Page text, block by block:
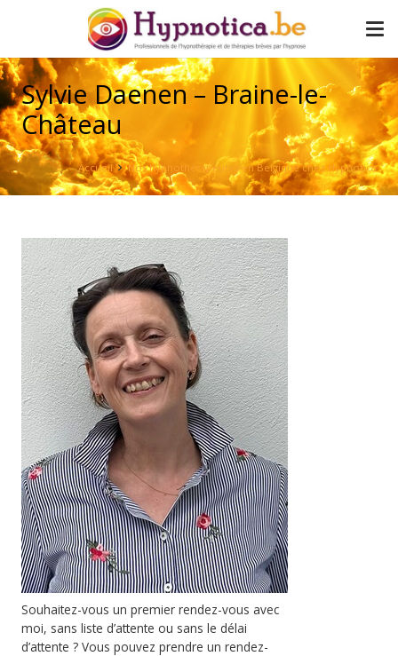
Sylvie Daenen – Braine-le-
Château
Accueil Nos hypnothérapeutes en Belgique chez Hypnotica
Souhaitez-vous un premier rendez-vous avec
moi, sans liste d’attente ou sans le délai
d’attente ? Vous pouvez prendre un rendez-